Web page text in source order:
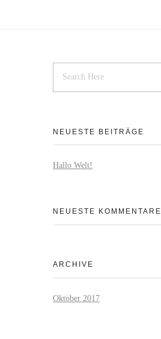
NEUESTE BEITRÄGE
Hallo Welt!
NEUESTE KOMMENTARE
ARCHIVE
Oktober 2017